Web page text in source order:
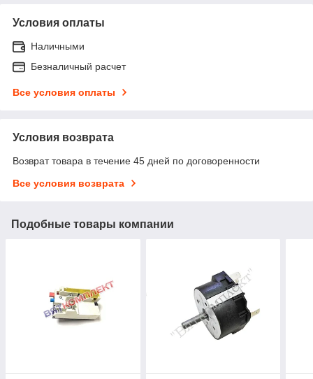
Условия оплаты
Наличными
Безналичный расчет
Все условия оплаты
Условия возврата
Возврат товара в течение 45 дней по договоренности
Все условия возврата
Подобные товары компании